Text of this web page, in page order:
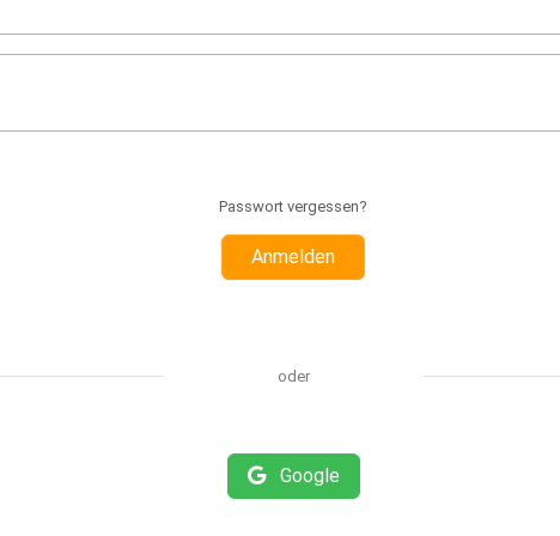
Passwort vergessen?
Anmelden
oder
Google